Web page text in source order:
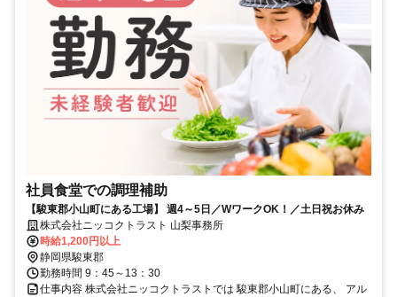
社員食堂での調理補助
【駿東郡小山町にある工場】 週4～5日／WワークOK！／土日祝お休み
株式会社ニッコクトラスト 山梨事務所
時給1,200円以上
静岡県駿東郡
勤務時間 9：45～13：30
仕事内容 株式会社ニッコクトラストでは 駿東郡小山町にある、 アル